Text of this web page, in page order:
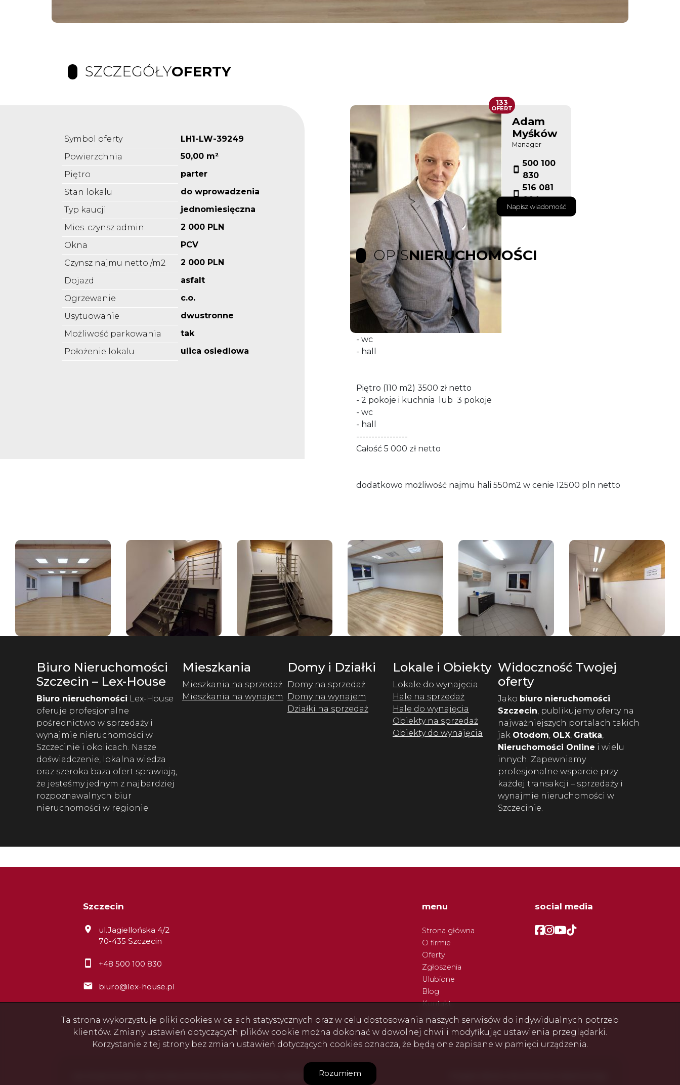
SZCZEGÓŁYOFERTY
Symbol oferty
LH1-LW-39249
Powierzchnia
50,00 m²
Piętro
parter
Stan lokalu
do wprowadzenia
Typ kaucji
jednomiesięczna
Mies. czynsz admin.
2 000 PLN
Okna
PCV
Czynsz najmu netto /m2
2 000 PLN
Dojazd
asfalt
Ogrzewanie
c.o.
Usytuowanie
dwustronne
Możliwość parkowania
tak
Położenie lokalu
ulica osiedlowa
Adam
Myśków
Manager
500 100
830
516 081
004
Napisz wiadomość
133
OFERT
OPISNIERUCHOMOŚCI
Powierzchnia biurowa do wynajęcia:
Parter 50 m2 (2000 zł netto)
- 3 jednakowej wielkości pokoje
- wc
- hall
Piętro (110 m2) 3500 zł netto
- 2 pokoje i kuchnia lub 3 pokoje
- wc
- hall
-----------------
Całość 5 000 zł netto
dodatkowo możliwość najmu hali 550m2 w cenie 12500 pln netto
Biuro Nieruchomości
Szczecin – Lex-House
Biuro nieruchomości Lex-House
oferuje profesjonalne
pośrednictwo w sprzedaży i
wynajmie nieruchomości w
Szczecinie i okolicach. Nasze
doświadczenie, lokalna wiedza
oraz szeroka baza ofert sprawiają,
że jesteśmy jednym z najbardziej
rozpoznawalnych biur
nieruchomości w regionie.
Mieszkania
Mieszkania na sprzedaż
Mieszkania na wynajem
Domy i Działki
Domy na sprzedaż
Domy na wynajem
Działki na sprzedaż
Lokale i Obiekty
Lokale do wynajęcia
Hale na sprzedaż
Hale do wynajęcia
Obiekty na sprzedaż
Obiekty do wynajęcia
Widoczność Twojej
oferty
Jako biuro nieruchomości
Szczecin, publikujemy oferty na
najważniejszych portalach takich
jak Otodom, OLX, Gratka,
Nieruchomości Online i wielu
innych. Zapewniamy
profesjonalne wsparcie przy
każdej transakcji – sprzedaży i
wynajmie nieruchomości w
Szczecinie.
Szczecin
ul.Jagiellońska 4/2
70-435 Szczecin
+48 500 100 830
biuro@lex-house.pl
menu
Strona główna
O firmie
Oferty
Zgłoszenia
Ulubione
Blog
Kontakt
social media
Facebook
Facebook
Facebook
Facebook
Lex-House Szczecin – Biuro Nieruchomości | Mieszkania, Domy, Lokale i Działki © 2026
Ta strona wykorzystuje pliki cookies w celach statystycznych oraz w celu dostosowania naszych serwisów do indywidualnych potrzeb
klientów. Zmiany ustawień dotyczących plików cookie można dokonać w dowolnej chwili modyfikując ustawienia przeglądarki.
Korzystanie z tej strony bez zmian ustawień dotyczących cookies oznacza, że będą one zapisane w pamięci urządzenia.
Rozumiem